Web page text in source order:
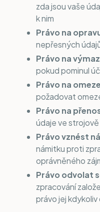
zda jsou vaše
k nim
Právo na
nepřesných
Právo na výmaz
pokud pominul
Právo na
požadovat
Právo na
údaje ve
Právo vznést
námitku proti
oprávněného
Právo odvolat
zpracování
právo jej